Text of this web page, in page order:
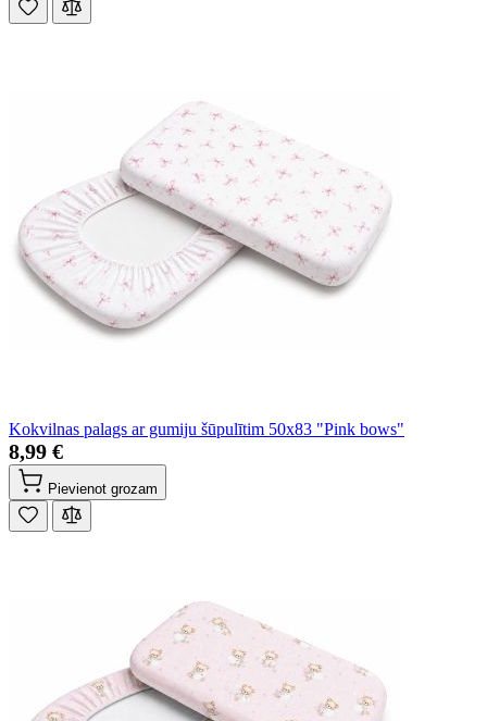
Kokvilnas palags ar gumiju šūpulītim 50x83 "Pink bows"
8,99 €
Pievienot grozam